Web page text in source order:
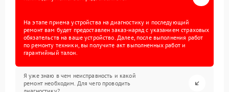
На этапе приема устройства на диагностику и последующий
ремонт вам будет предоставлен заказ-наряд с указанием страховых
обязательств на ваше устройство. Далее, после выполнения работ
по ремонту техники, вы получите акт выполненных работ и
гарантийный талон.
Я уже знаю в чем неисправность и какой
ремонт необходим. Для чего проводить